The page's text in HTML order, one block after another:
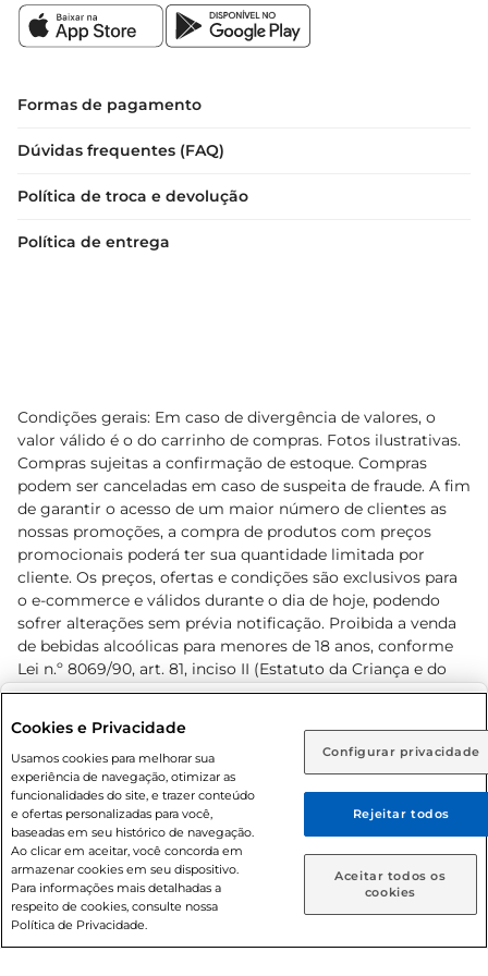
Rio de Janeiro (RJ) Goiás (GO)
Ou
Caso queira comprar online, informe como deseja receber
suas compras:
Entrega em casa Retire em Loja
Com o tonalizante Biocolor Homem na cor
Castanho Médio, você pode expressar seu estilo
natural com facilidade e segurança. Experimente
Formas de pagamento
Dúvidas frequentes (FAQ)
Política de troca e devolução
Política de entrega
Condições gerais: Em caso de divergência de valores, o
valor válido é o do carrinho de compras. Fotos ilustrativas.
Compras sujeitas a confirmação de estoque. Compras
podem ser canceladas em caso de suspeita de fraude. A fim
de garantir o acesso de um maior número de clientes as
nossas promoções, a compra de produtos com preços
promocionais poderá ter sua quantidade limitada por
cliente. Os preços, ofertas e condições são exclusivos para
o e-commerce e válidos durante o dia de hoje, podendo
sofrer alterações sem prévia notificação. Proibida a venda
de bebidas alcoólicas para menores de 18 anos, conforme
Lei n.º 8069/90, art. 81, inciso II (Estatuto da Criança e do
Adolescente). Preços e condições exclusivos para o
prévio. O valor mínimo para as compras on-line é de R$
80,00.
© 2026 Copyright. Todos os direitos
reservados Prezunic.
Cookies e Privacidade
Usamos cookies para melhorar sua
experiência de navegação, otimizar as
funcionalidades do site, e trazer conteúdo
e ofertas personalizadas para você,
baseadas em seu histórico de navegação.
Ao clicar em aceitar, você concorda em
armazenar cookies em seu dispositivo.
Para informações mais detalhadas a
respeito de cookies, consulte nossa
Política de Privacidade.
Configurar privacidade
Rejeitar todos
Aceitar todos os
cookies